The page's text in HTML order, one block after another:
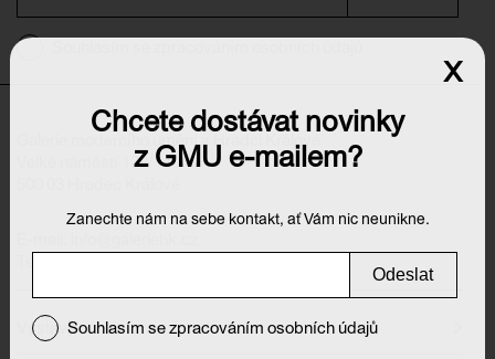
Velké náměstí 139/140
Výstavy
Chcete dostávat novinky
z GMU e-mailem?
Zanechte nám na sebe kontakt, ať Vám nic neunikne.
Odeslat
Souhlasím se zpracováním osobních údajů
x